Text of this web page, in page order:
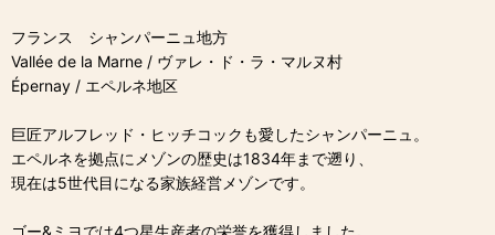
フランス シャンパーニュ地方
Vallée de la Marne / ヴァレ・ド・ラ・マルヌ村
Épernay / エペルネ地区
巨匠アルフレッド・ヒッチコックも愛したシャンパーニュ。
エペルネを拠点にメゾンの歴史は1834年まで遡り、
現在は5世代目になる家族経営メゾンです。
ゴー&ミヨでは4つ星生産者の栄誉を獲得しました。